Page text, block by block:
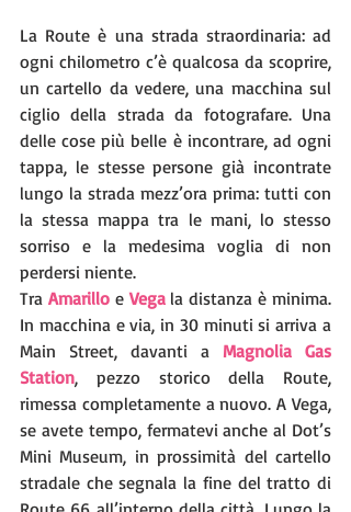
La Route è una strada straordinaria: ad
ogni chilometro c’è qualcosa da scoprire,
un cartello da vedere, una macchina sul
ciglio della strada da fotografare. Una
delle cose più belle è incontrare, ad ogni
tappa, le stesse persone già incontrate
lungo la strada mezz’ora prima: tutti con
la stessa mappa tra le mani, lo stesso
sorriso e la medesima voglia di non
perdersi niente.
Tra Amarillo e Vega la distanza è minima.
In macchina e via, in 30 minuti si arriva a
Main Street, davanti a Magnolia Gas
Station, pezzo storico della Route,
rimessa completamente a nuovo. A Vega,
se avete tempo, fermatevi anche al Dot’s
Mini Museum, in prossimità del cartello
stradale che segnala la fine del tratto di